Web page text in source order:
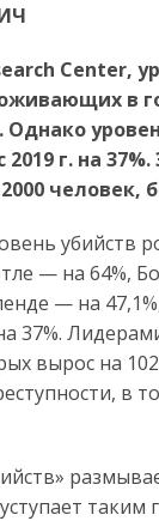
Center,
в
Однако
2019 г. на
человек,
убийств
— на 64%,
— на
37%.
вырос на
в